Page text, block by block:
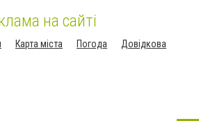
на сайті
Карта міста Погода
Довідкова